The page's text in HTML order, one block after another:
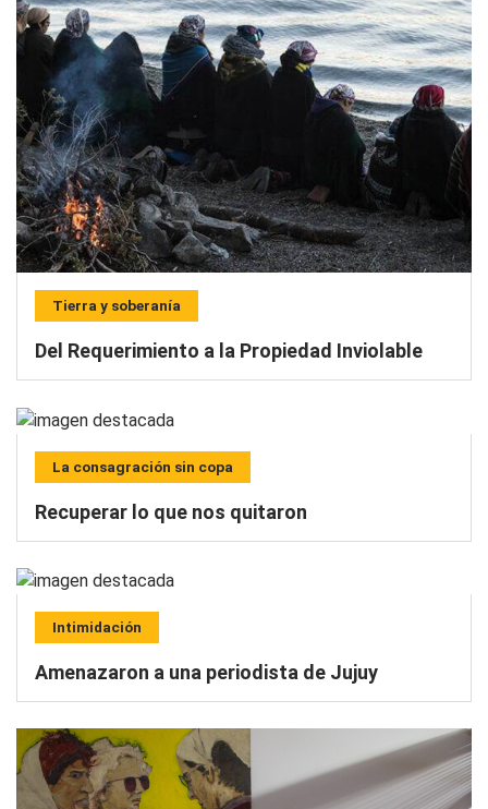
Tierra y soberanía
Del Requerimiento a la Propiedad Inviolable
La consagración sin copa
Recuperar lo que nos quitaron
Intimidación
Amenazaron a una periodista de Jujuy